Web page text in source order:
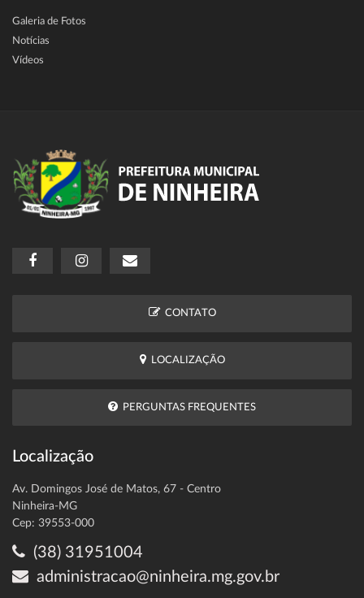
Galeria de Fotos
Notícias
Vídeos
CONTATO
LOCALIZAÇÃO
PERGUNTAS FREQUENTES
Localização
Av. Domingos José de Matos, 67 - Centro
Ninheira-MG
Cep: 39553-000
(38) 31951004
administracao@ninheira.mg.gov.br